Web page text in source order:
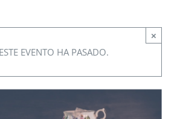
ESTE EVENTO HA PASADO.
×